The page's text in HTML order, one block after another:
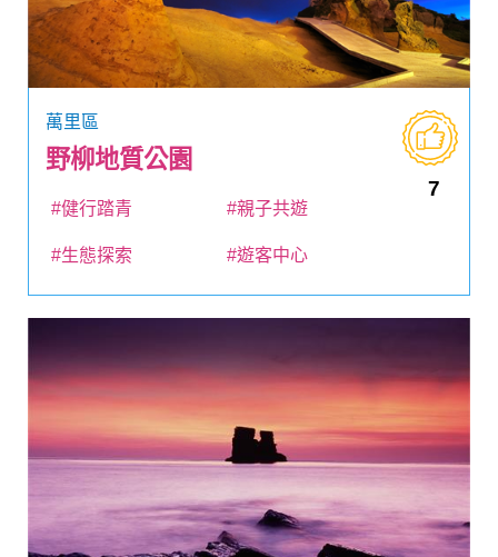
萬里區
野柳地質公園
7
#健行踏青 #親子共遊
#生態探索 #遊客中心